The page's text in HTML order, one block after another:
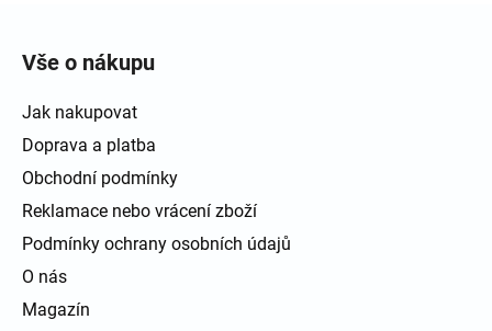
Vše o nákupu
Jak nakupovat
Doprava a platba
Obchodní podmínky
Reklamace nebo vrácení zboží
Podmínky ochrany osobních údajů
O nás
Magazín